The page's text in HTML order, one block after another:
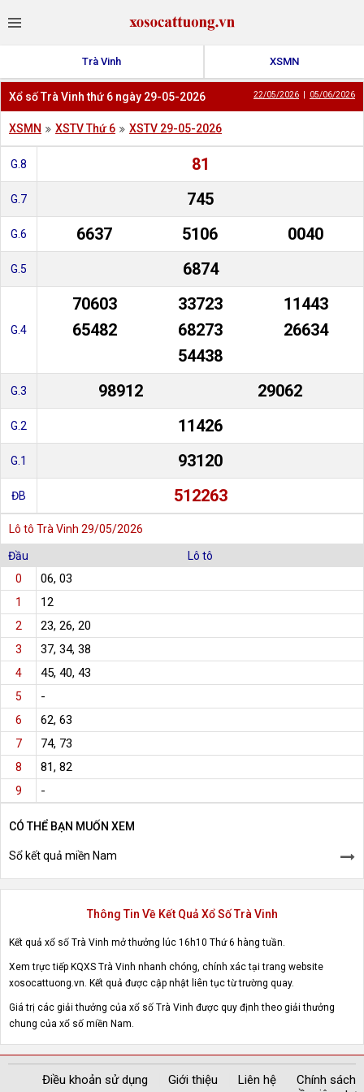
Trà Vinh XSMN
Xổ số Trà Vinh thứ 6 ngày 29-05-2026 22/05/2026 05/06/2026
XSMN XSTV Thứ 6 XSTV 29-05-2026
G.8 81
G.7 745
G.6 6637 5106 0040
G.5 6874
G.4
70603 33723
11443
65482
68273
26634
54438
G.3 98912 29062
G.2 11426
G.1 93120
ĐB 512263
Lô tô Trà Vinh 29/05/2026
Đầu
Lô tô
0
06, 03
1 12
2 23, 26, 20
3 37, 34, 38
4 45, 40, 43
5 -
6 62, 63
7 74, 73
8 81, 82
9 -
CÓ THỂ BẠN MUỐN XEM
Sổ kết quả miền Nam
Thông Tin Về Kết Quả Xổ Số Trà Vinh
Kết quả xổ số Trà Vinh mở thưởng lúc 16h10 Thứ 6 hàng tuần.
Xem trực tiếp KQXS Trà Vinh nhanh chóng, chính xác tại trang website
xosocattuong.vn. Kết quả được cập nhật liên tục từ trường quay.
Giá trị các giải thưởng của xổ số Trà Vinh được quy định theo giải thưởng
chung của xổ số miền Nam.
Điều khoản sử dụng Giới thiệu Liên hệ
Chính sách